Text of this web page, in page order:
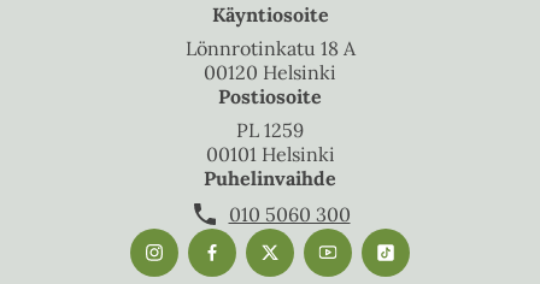
Käyntiosoite
Lönnrotinkatu 18 A
00120 Helsinki
Postiosoite
PL 1259
00101 Helsinki
Puhelinvaihde
010 5060 300